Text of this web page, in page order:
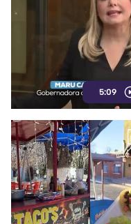
5:09